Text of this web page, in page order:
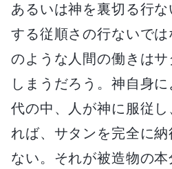
あるいは神を裏切る行
する従順さの行ないで
のような人間の働きは
しまうだろう。神自身
代の中、人が神に服従
れば、サタンを完全に
ない。それが被造物の